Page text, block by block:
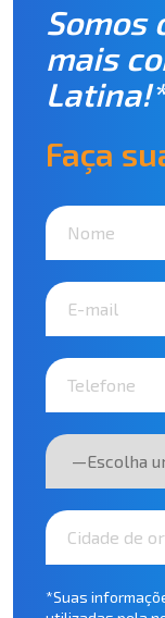
Somos
mais
Latina!*
Faça
*Suas